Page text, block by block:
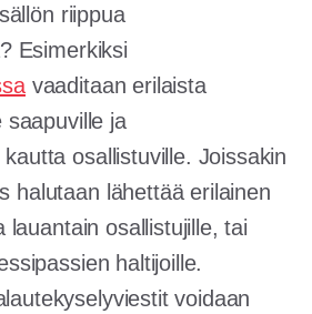
riippua
Esimerkiksi
vaaditaan erilaista
saapuville ja
osallistuville. Joissakin
halutaan lähettää erilainen
lauantain osallistujille, tai
haltijoille.
voidaan